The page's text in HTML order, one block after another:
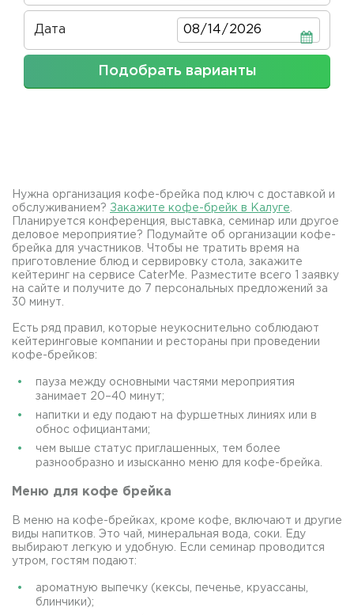
Дата Дата
Подобрать варианты
Нужна организация кофе-брейка под ключ с доставкой и
обслуживанием? Закажите кофе-брейк в Калуге
Планируется конференция, выставка, семинар или другое
деловое мероприятие? Подумайте об организации кофе-
брейка для участников. Чтобы не тратить время на
приготовление блюд и сервировку стола, закажите
кейтеринг на сервисе CaterMe. Разместите всего 1 заявку
на сайте и получите до 7 персональных предложений за
30 минут.
Есть ряд правил, которые неукоснительно соблюдают
кейтеринговые компании и рестораны при проведении
кофе-брейков:
пауза между основными частями мероприятия
занимает 20–40 минут;
напитки и еду подают на фуршетных линиях или в
обнос официантами;
чем выше статус приглашенных, тем более
разнообразно и изысканно меню для кофе-брейка.
Меню для кофе брейка
В меню на кофе-брейках, кроме кофе, включают и другие
виды напитков. Это чай, минеральная вода, соки. Еду
выбирают легкую и удобную. Если семинар проводится
утром, гостям подают:
ароматную выпечку (кексы, печенье, круассаны,
блинчики);